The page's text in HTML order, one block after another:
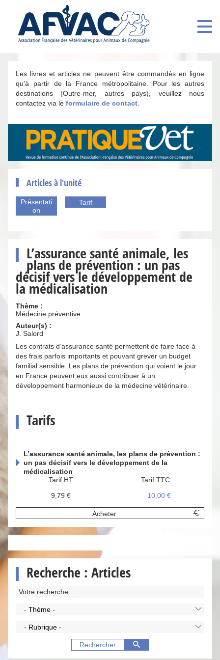
Les livres et articles ne peuvent être commandés en ligne
qu'à partir de la France métropolitaine. Pour les autres
destinations (Outre-mer, autres pays), veuillez nous
contactez via le formulaire de contact
Articles à l'unité
Présentati
on
Tarif
L’assurance santé animale, les
plans de prévention : un pas
décisif vers le développement de
la médicalisation
Thème :
Médecine préventive
Auteur(s) :
J. Salord
Les contrats d’assurance santé permettent de faire face à
des frais parfois importants et pouvant grever un budget
familial sensible. Les plans de prévention qui voient le jour
en France peuvent eux aussi contribuer à un
développement harmonieux de la médecine vétérinaire.
Tarifs
L’assurance santé animale, les plans de prévention :
un pas décisif vers le développement de la
médicalisation
Tarif HT
9,79 €
Tarif TTC
10,00 €
Acheter
Recherche : Articles
- Thème -
- Rubrique -
Rechercher